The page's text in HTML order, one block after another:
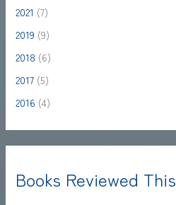
2021 (7)
2019 (9)
2018 (6)
2017 (5)
2016 (4)
Books Reviewed